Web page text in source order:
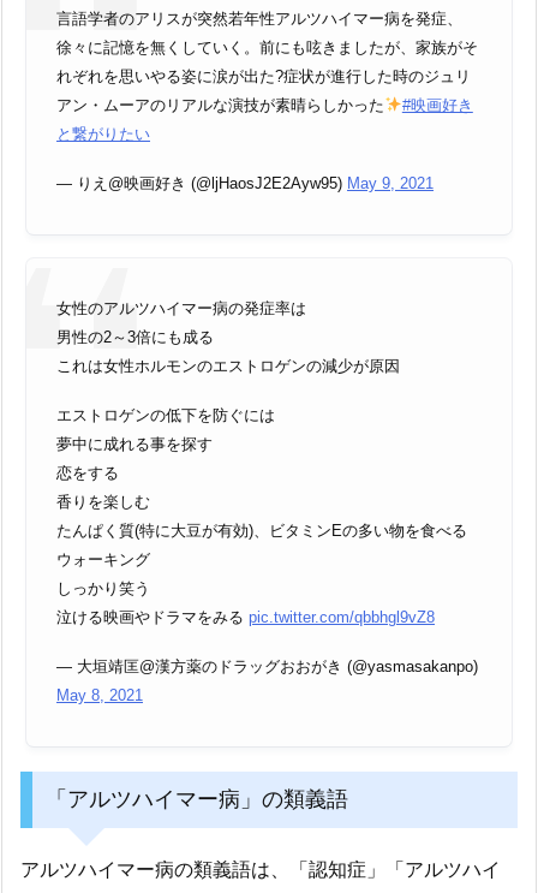
言語学者のアリスが突然若年性アルツハイマー病を発症、
徐々に記憶を無くしていく。前にも呟きましたが、家族がそ
れぞれを思いやる姿に涙が出た?症状が進行した時のジュリ
アン・ムーアのリアルな演技が素晴らしかった
#映画好き
と繋がりたい
— りえ@映画好き (@ljHaosJ2E2Ayw95) May 9, 2021
女性のアルツハイマー病の発症率は
男性の2～3倍にも成る
これは女性ホルモンのエストロゲンの減少が原因
エストロゲンの低下を防ぐには
夢中に成れる事を探す
恋をする
香りを楽しむ
たんぱく質(特に大豆が有効)、ビタミンEの多い物を食べる
ウォーキング
しっかり笑う
泣ける映画やドラマをみる pic.twitter.com/qbbhgl9vZ8
— 大垣靖匡@漢方薬のドラッグおおがき (@yasmasakanpo)
May 8, 2021
「アルツハイマー病」の類義語
アルツハイマー病の類義語は、「認知症」「アルツハイ